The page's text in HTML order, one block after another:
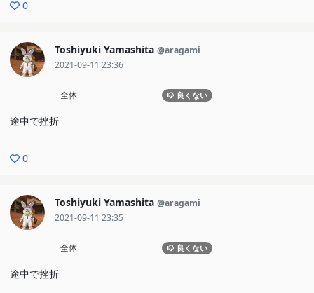
0
Toshiyuki Yamashita @aragami
2021-09-11 23:36
全体 良くない
途中で挫折
0
Toshiyuki Yamashita @aragami
2021-09-11 23:35
全体 良くない
途中で挫折